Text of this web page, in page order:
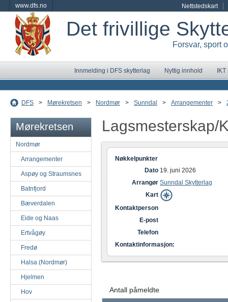
www.dfs.no Nettstedskart
Det frivillige
Forsvar, sport
Innmelding i DFS skytterlag Nyttig innhold
DFS > Mørekretsen > Nordmør > Sunndal > Arrangementer >
Mørekretsen
Nordmør
Arrangementer
Aspøy og Straumsnes
Batnfjord
Bæverdalen
Eide og Naas
Ertvågøy
Fredø
Halsa (Nordmør)
Hjelmen
Hov
Lagsmesterskap/
Nøkkelpunkter
Dato 19. juni 2026
Arrangør Sunndal Skytterlag
Kart
Kontaktperson
E-post
Telefon
Kontaktinformasjon:
Antall påmeldte